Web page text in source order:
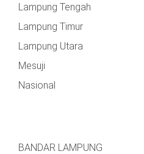
Lampung Tengah
Lampung Timur
Lampung Utara
Mesuji
Nasional
BANDAR LAMPUNG